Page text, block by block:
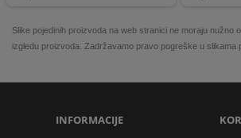
Slike pojedinih proizvoda na web stranici ne moraju nužno
izgledu proizvoda. Zadržavamo pravo pogreške u slikama
INFORMACIJE